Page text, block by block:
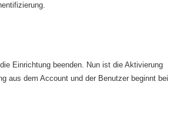
Einrichtung beenden. Nun ist die Aktivierung
aus dem Account und der Benutzer beginnt bei